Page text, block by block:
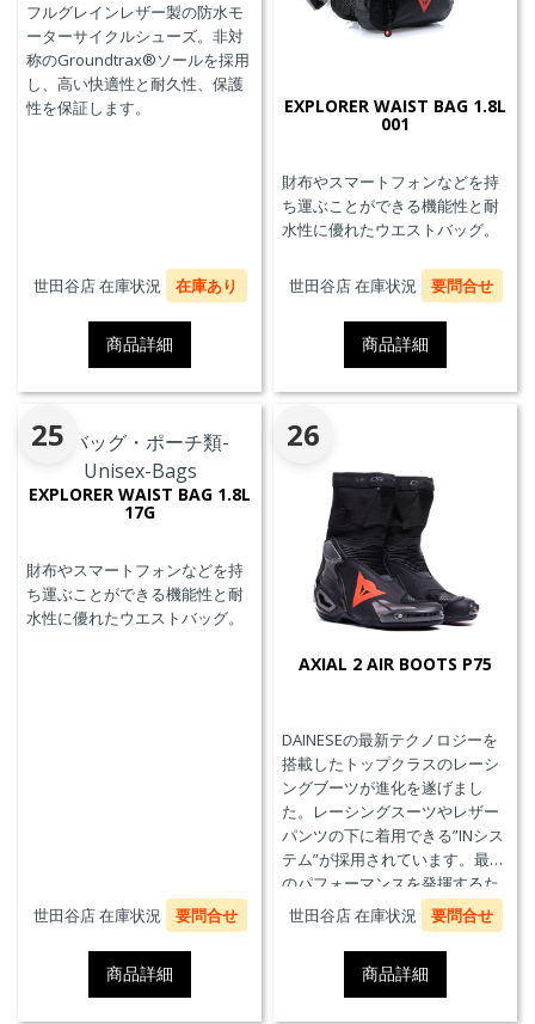
フルグレインレザー製の防水モ
ーターサイクルシューズ。非対
称のGroundtrax®ソールを採用
し、高い快適性と耐久性、保護
性を保証します。
世田谷店 在庫状況 在庫あり
商品詳細
EXPLORER WAIST BAG 1.8L
001
財布やスマートフォンなどを持
ち運ぶことができる機能性と耐
水性に優れたウエストバッグ。
世田谷店 在庫状況 要問合せ
商品詳細
25
EXPLORER WAIST BAG 1.8L
17G
財布やスマートフォンなどを持
ち運ぶことができる機能性と耐
水性に優れたウエストバッグ。
世田谷店 在庫状況 要問合せ
商品詳細
26
AXIAL 2 AIR BOOTS P75
DAINESEの最新テクノロジーを
搭載したトップクラスのレーシ
ングブーツが進化を遂げまし
た。レーシングスーツやレザー
パンツの下に着用できる”INシス
テム”が採用されています。最高
のパフォーマンスを発揮するた
めに、ケブラーカーボンを使用
したAxial Distorsion Control
Systemテクノロジー、
Groundtrax®レーシングソー
ル、交換可能なマグネシウムス
世田谷店 在庫状況 要問合せ
商品詳細